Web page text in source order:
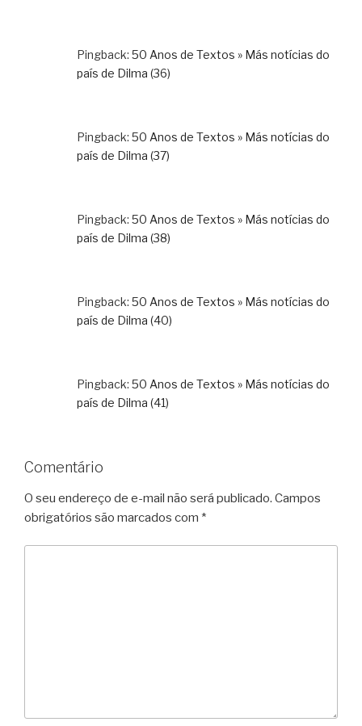
Pingback: 50 Anos de Textos » Más notícias do
país de Dilma (36)
Pingback: 50 Anos de Textos » Más notícias do
país de Dilma (37)
Pingback: 50 Anos de Textos » Más notícias do
país de Dilma (38)
Pingback: 50 Anos de Textos » Más notícias do
país de Dilma (40)
Pingback: 50 Anos de Textos » Más notícias do
país de Dilma (41)
Comentário
O seu endereço de e-mail não será publicado. Campos
obrigatórios são marcados com *